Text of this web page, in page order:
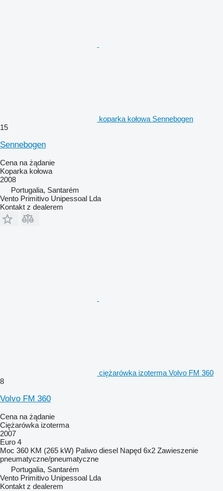
koparka kołowa Sennebogen
15
Sennebogen
Cena na żądanie
Koparka kołowa
2008
Portugalia, Santarém
Vento Primitivo Unipessoal Lda
Kontakt z dealerem
ciężarówka izoterma Volvo FM 360
8
Volvo FM 360
Cena na żądanie
Ciężarówka izoterma
2007
Euro 4
Moc 360 KM (265 kW) Paliwo diesel Napęd 6x2 Zawieszenie
pneumatyczne/pneumatyczne
Portugalia, Santarém
Vento Primitivo Unipessoal Lda
Kontakt z dealerem